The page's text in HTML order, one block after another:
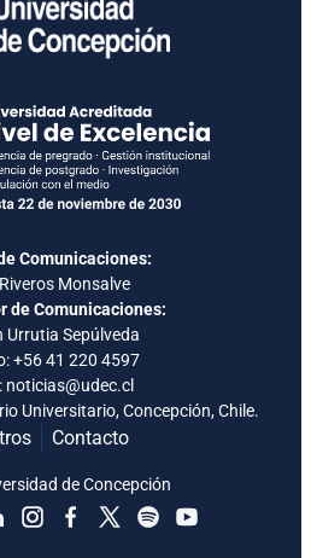
Comunicaciones:
Monsalve
de Comunicaciones:
Urrutia Sepúlveda
+56 41 220 4597
noticias@udec.cl
Universitario, Concepción, Chile.
Contacto
de Concepción